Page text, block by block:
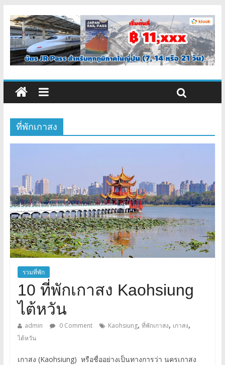
ที่พักเกาสง
รวมที่พัก
10 ที่พักเกาสง Kaohsiung
ไต้หวัน
admin 0 Comment Kaohsiung, ที่พักเกาสง, เกาสง,
ไต้หวัน
เกาสง (Kaohsiung) หรือชื่ออย่างเป็นทางการว่า นครเกาสง